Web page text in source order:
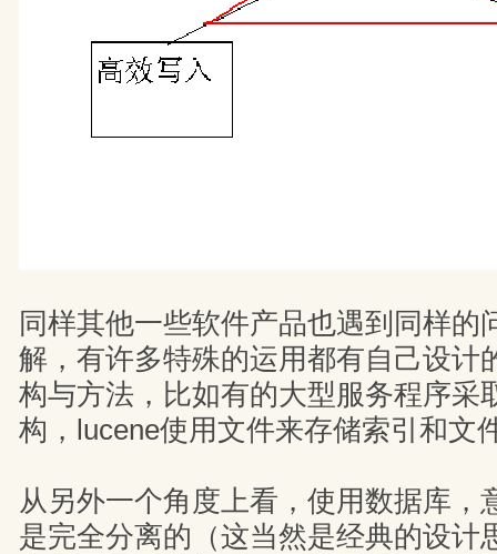
同样其他一些软件产品也遇到同样的
解，有许多特殊的运用都有自己设计
构与方法，比如有的大型服务程序采
构，lucene使用文件来存储索引和文
从另外一个角度上看，使用数据库，
是完全分离的（这当然是经典的设计